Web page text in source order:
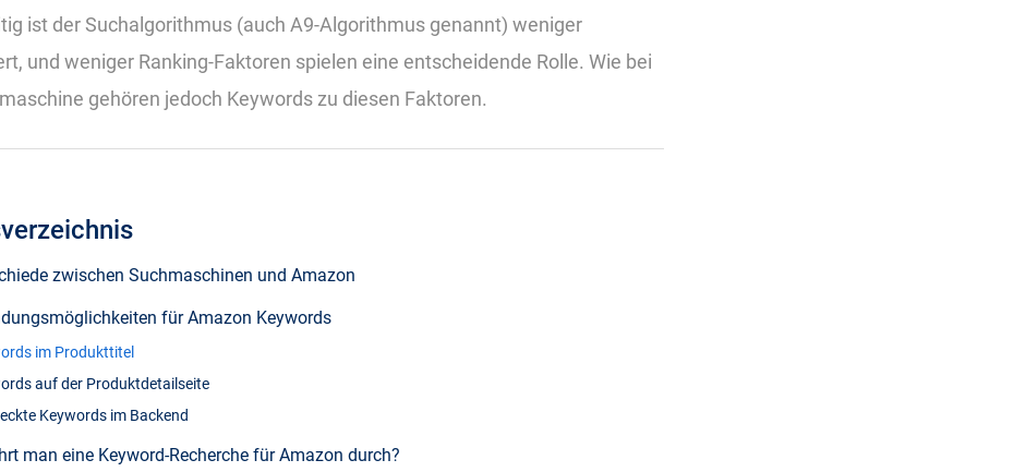
ist der Suchalgorithmus (auch A9-Algorithmus genannt) weniger
und weniger Ranking-Faktoren spielen eine entscheidende Rolle. Wie bei
gehören jedoch Keywords zu diesen Faktoren.
zwischen Suchmaschinen und Amazon
für Amazon Keywords
im Produkttitel
auf der Produktdetailseite
Keywords im Backend
man eine Keyword-Recherche für Amazon durch?